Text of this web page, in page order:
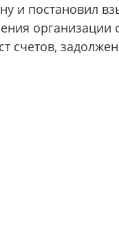
и постановил
организации
счетов,